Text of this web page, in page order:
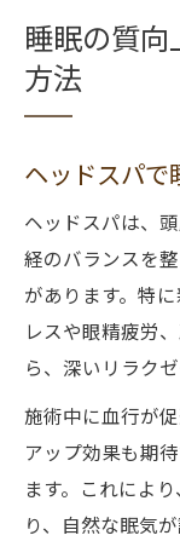
睡眠の質向
方法
ヘッドスパで
ヘッドスパは、
経のバランスを
があります。特
レスや眼精疲労
ら、深いリラク
施術中に血行が
アップ効果も期
ます。これによ
り、自然な眠気が